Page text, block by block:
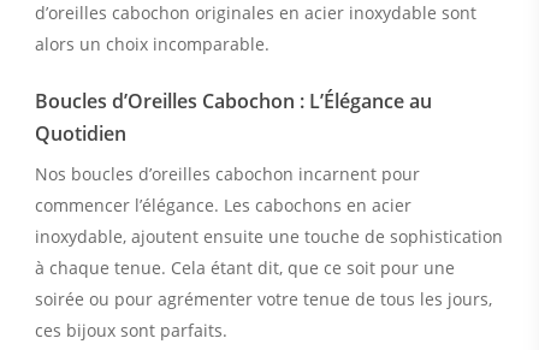
d’oreilles cabochon originales en acier inoxydable sont
alors un choix incomparable.
Boucles d’Oreilles Cabochon : L’Élégance au
Quotidien
Nos boucles d’oreilles cabochon incarnent pour
commencer l’élégance. Les cabochons en acier
inoxydable, ajoutent ensuite une touche de sophistication
à chaque tenue. Cela étant dit, que ce soit pour une
soirée ou pour agrémenter votre tenue de tous les jours,
ces bijoux sont parfaits.